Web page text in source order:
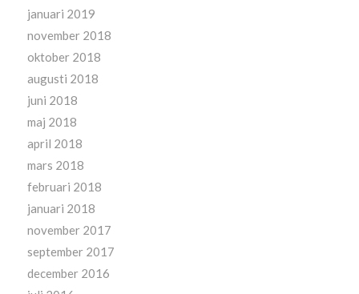
januari 2019
november 2018
oktober 2018
augusti 2018
juni 2018
maj 2018
april 2018
mars 2018
februari 2018
januari 2018
november 2017
september 2017
december 2016